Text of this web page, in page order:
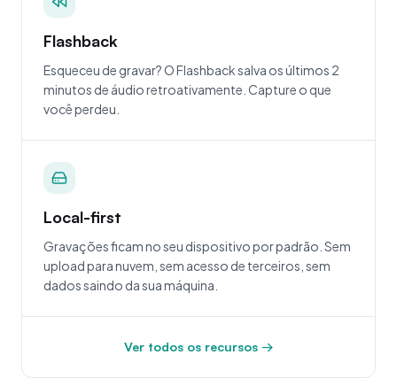
Flashback
Esqueceu de gravar? O Flashback salva os últimos 2
minutos de áudio retroativamente. Capture o que
você perdeu.
Local-first
Gravações ficam no seu dispositivo por padrão. Sem
upload para nuvem, sem acesso de terceiros, sem
dados saindo da sua máquina.
Ver todos os recursos →